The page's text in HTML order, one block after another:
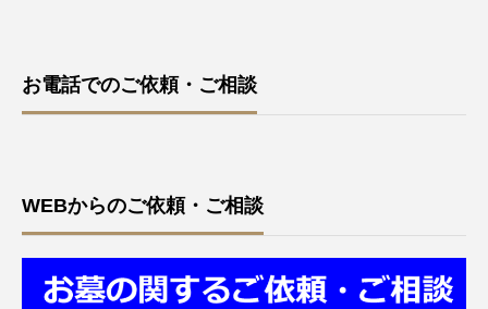
お電話でのご依頼・ご相談
WEBからのご依頼・ご相談